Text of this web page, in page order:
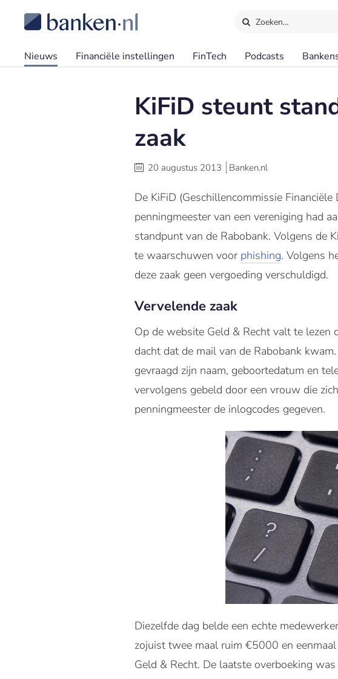
Zoeken…
Nieuws Financiële instellingen FinTech Podcasts
KiFiD steunt
zaak
20 augustus 2013 Banken.nl
De KiFiD (Geschillencommissie
penningmeester van een vereniging had
standpunt van de Rabobank. Volgens de
te waarschuwen voor phishing. Volgens
deze zaak geen vergoeding verschuldigd.
Vervelende zaak
Op de website Geld & Recht valt te lezen
dacht dat de mail van de Rabobank
gevraagd zijn naam, geboortedatum en
vervolgens gebeld door een vrouw die
penningmeester de inlogcodes gegeven.
Diezelfde dag belde een echte
zojuist twee maal ruim €5000 en
Geld & Recht. De laatste overboeking